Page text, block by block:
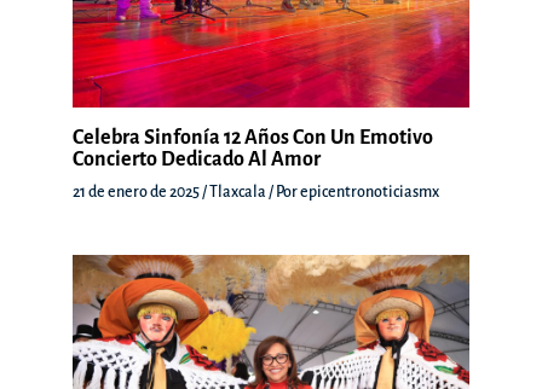
Celebra Sinfonía 12 Años Con Un Emotivo
Concierto Dedicado Al Amor
21 de enero de 2025/ Tlaxcala / Porepicentronoticiasmx